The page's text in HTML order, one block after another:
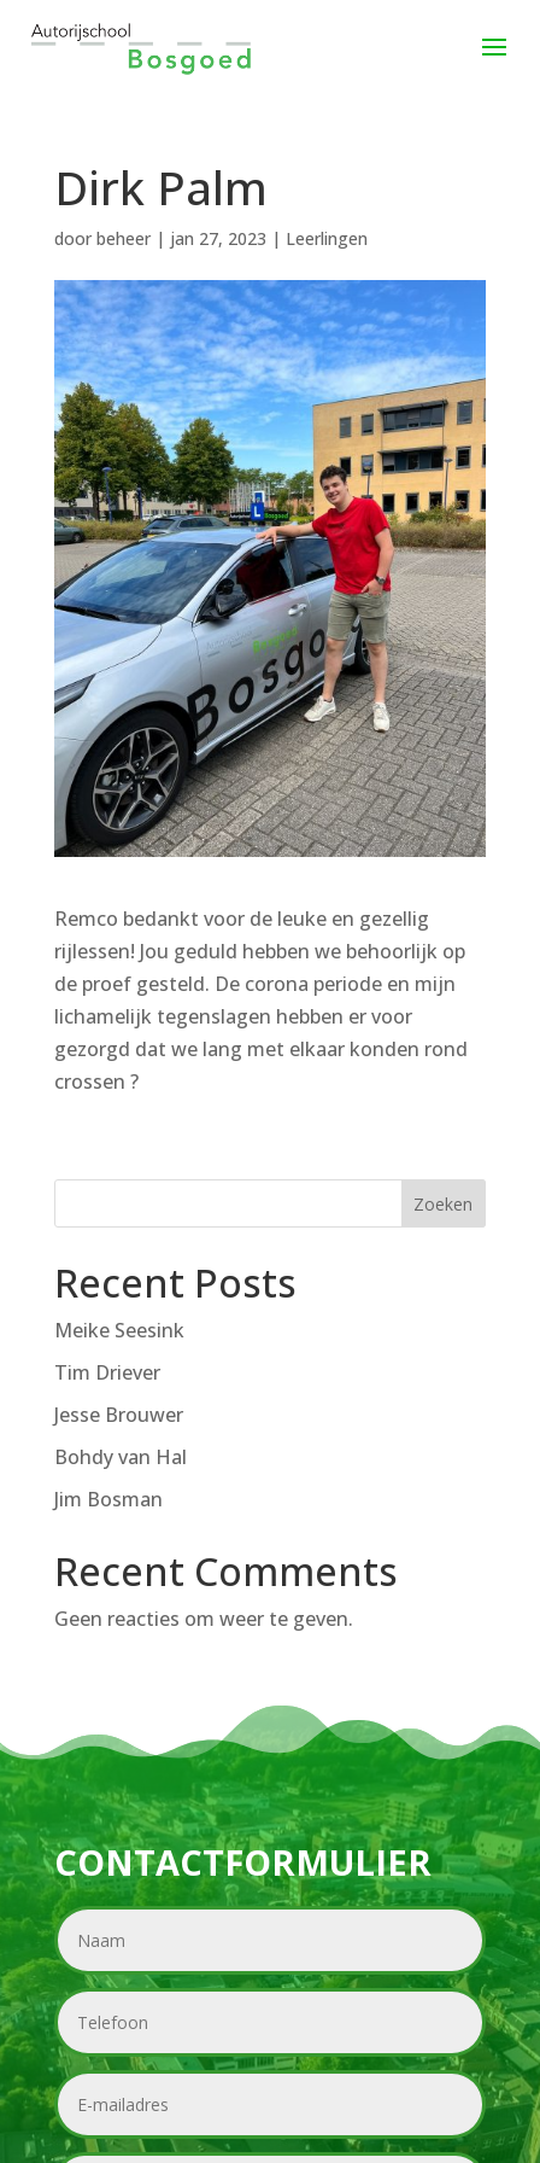
Dirk Palm
door beheer| jan 27, 2023 | Leerlingen
Remco bedankt voor de leuke en gezellig
rijlessen! Jou geduld hebben we behoorlijk op
de proef gesteld. De corona periode en mijn
lichamelijk tegenslagen hebben er voor
gezorgd dat we lang met elkaar konden rond
crossen ?
Zoeken
Recent Posts
Meike Seesink
Tim Driever
Jesse Brouwer
Bohdy van Hal
Jim Bosman
Recent Comments
Geen reacties om weer te geven.
CONTACTFORMULIER